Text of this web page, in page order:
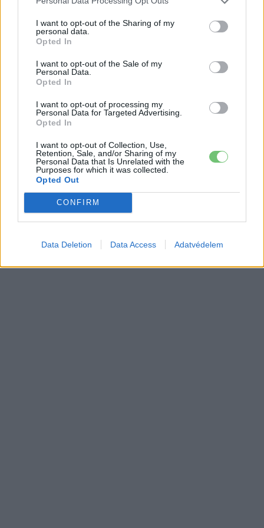
I want to opt-out of the Sharing of my
personal data.
Opted In
I want to opt-out of the Sale of my
Personal Data.
Opted In
I want to opt-out of processing my
Personal Data for Targeted Advertising.
Opted In
I want to opt-out of Collection, Use,
Retention, Sale, and/or Sharing of my
Personal Data that Is Unrelated with the
Purposes for which it was collected.
Opted Out
CONFIRM
Data Deletion Data Access Adatvédelem
Elektromos
A Leapmotor átlépte a 100 ezres
Elektromos
szabadidő-autója Európában